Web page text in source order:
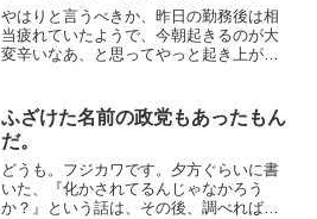
話。（日記）
やはりと言うべきか、昨日の勤務後は相
当疲れていたようで、今朝起きるのが大
変辛いなあ、と思ってやっと起き上がっ
フジカワです。僕としては大変珍しいの
ですが、数ヶ月に一度...
ふざけた名前の政党もあったもん
だ。
どうも。フジカワです。夕方ぐらいに書
いた、『化かされてるんじゃなかろう
か？』という話は、その後、調べれば調